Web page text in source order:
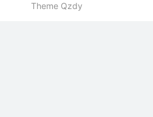
Theme Qzdy